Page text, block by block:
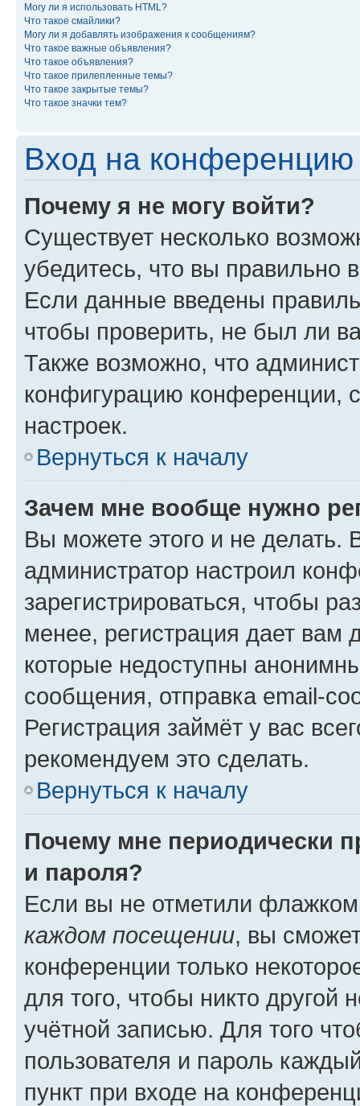
Могу ли я использовать HTML?
Что такое смайлики?
Могу ли я добавлять изображения к сообщениям?
Что такое важные объявления?
Что такое объявления?
Что такое прилепленные темы?
Что такое закрытые темы?
Что такое значки тем?
Вход на конференцию
Почему я не могу войти?
Существует несколько
убедитесь, что вы правильно
Если данные введены
чтобы проверить, не был ли
Также возможно, что
конфигурацию конференции,
настроек.
Вернуться к началу
Зачем мне вообще нужно
Вы можете этого и не делать.
администратор настроил
зарегистрироваться, чтобы
менее, регистрация дает вам
которые недоступны
сообщения, отправка email-
Регистрация займёт у вас
рекомендуем это сделать.
Вернуться к началу
Почему мне периодически
и пароля?
Если вы не отметили
каждом посещении, вы
конференции только
для того, чтобы никто другой
учётной записью. Для того
пользователя и пароль
пункт при входе на